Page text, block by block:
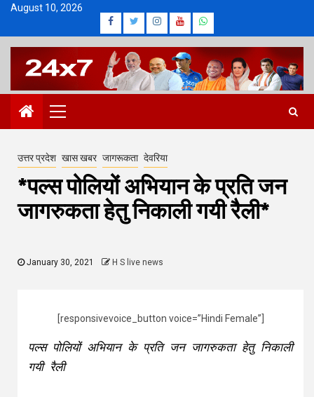
Skip
content
August 10, 2026
Facebook
Twitter
Instagram
Youtube
Whatsapp
Primary
Menu
उत्तर प्रदेश खास खबर जागरूकता देवरिया
*पल्स पोलियों अभियान के प्रति जन
जागरुकता हेतु निकाली गयी रैली*
January 30, 2021 H S live news
[responsivevoice_button voice=”Hindi Female”]
पल्स पोलियों अभियान के प्रति जन जागरुकता हेतु निकाली
गयी रैली